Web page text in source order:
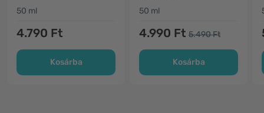
50 ml
4.790 Ft
Kosárba
50 ml
4.990 Ft 5.490 Ft
Kosárba